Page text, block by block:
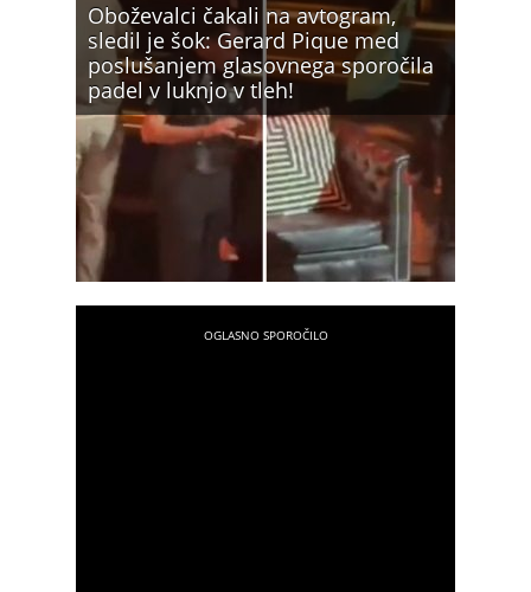
Oboževalci čakali na avtogram,
sledil je šok: Gerard Pique med
poslušanjem glasovnega sporočila
padel v luknjo v tleh!